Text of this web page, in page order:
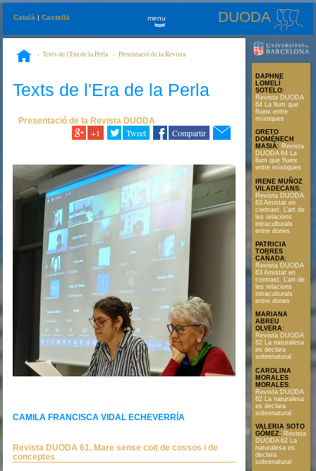
Català |Castellà DUODA
menu
»
Texts de l'Era de la Perla
Presentació de la Revista
Texts de l'Era de la Perla
Presentació de la Revista DUODA
+1 Tweet Compartir
CAMILA FRANCISCA VIDAL ECHEVERRÍA
Revista DUODA 61. Mare sense coit de cossos i de
conceptes
DAPHNE
LOMELÍ
SOTELO:
Revista DUODA
64 La llum que
flueix entre
místiques
ORETO
DOMÉNECH
MASIÀ: Revista
DUODA 64 La
llum que flueix
entre místiques
IRENE MUÑOZ
VILADECANS:
Revista DUODA
63 Amistat en
contrast. L’art de
les relacions
intraculturals
entre dones
PATRICIA
TORRES
CAÑADA:
Revista DUODA
63 Amistat en
contrast. L’art de
les relacions
intraculturals
entre dones
MARIANA
ABREU
OLVERA:
Revista DUODA
62 La naturalesa
es declara
sobrenatural
CAROLINA
MORALES
MORALES:
Revista DUODA
62 La naturalesa
es declara
sobrenatural
VALERIA SOTO
GÓMEZ: Revista
DUODA 62 La
naturalesa es
declara
sobrenatural